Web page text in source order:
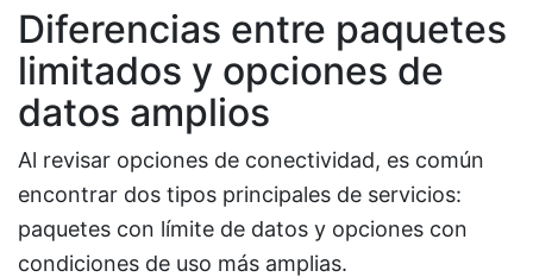
Diferencias entre paquetes
limitados y opciones de
datos amplios
Al revisar opciones de conectividad, es común
encontrar dos tipos principales de servicios:
paquetes con límite de datos y opciones con
condiciones de uso más amplias.